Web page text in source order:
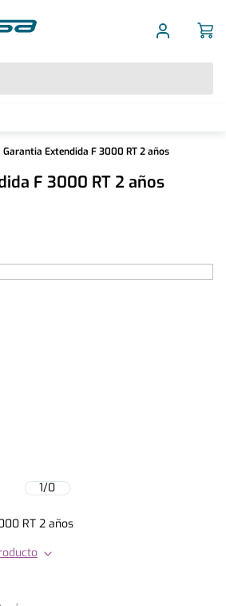
Garantia Extendida F 3000 RT 2 años
F 3000 RT 2 años
1/0
RT 2 años